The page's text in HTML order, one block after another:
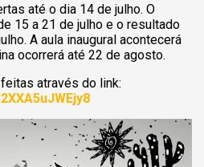
até o dia 14 de julho. O
15 a 21 de julho e o resultado
A aula inaugural acontecerá
ocorrerá até 22 de agosto.
através do link: